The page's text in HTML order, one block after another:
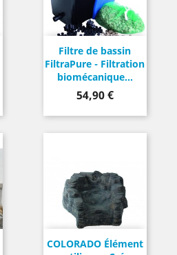
Filtre de bassin
FiltraPure - Filtration
biomécanique...
Prix
54,90 €
COLORADO Élément